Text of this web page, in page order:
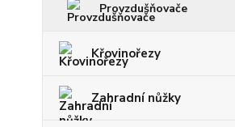
Provzdušňovače
Křovinořezy
Zahradní nůžky